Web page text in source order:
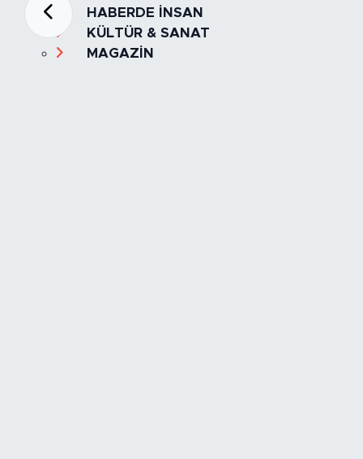
HABERDE İNSAN
KÜLTÜR & SANAT
MAGAZİN